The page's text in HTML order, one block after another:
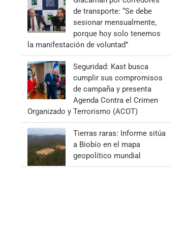
de transporte: “Se debe
sesionar mensualmente,
porque hoy solo tenemos
la manifestación de voluntad”
Seguridad: Kast busca
cumplir sus compromisos
de campaña y presenta
Agenda Contra el Crimen
Organizado y Terrorismo (ACOT)
Tierras raras: Informe sitúa
a Biobío en el mapa
geopolítico mundial